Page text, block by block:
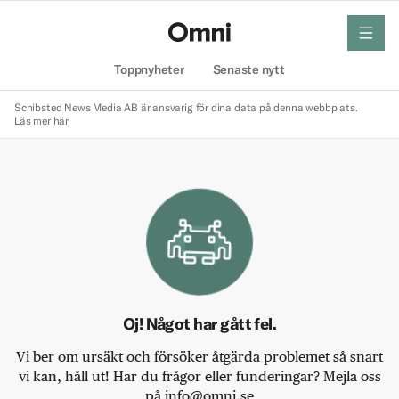
Toppnyheter Senaste nytt
meny
Schibsted News Media AB är ansvarig för dina data på denna webbplats.
Läs mer här
Oj! Något har gått fel.
Vi ber om ursäkt och försöker åtgärda problemet så snart
vi kan, håll ut! Har du frågor eller funderingar? Mejla oss